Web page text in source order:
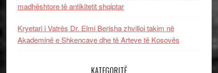
madhështore të antikitetit shqiptar
Kryetari i Vatrës Dr. Elmi Berisha zhvilloi takim në
Akademinë e Shkencave dhe të Arteve të Kosovës
KATEGORITË